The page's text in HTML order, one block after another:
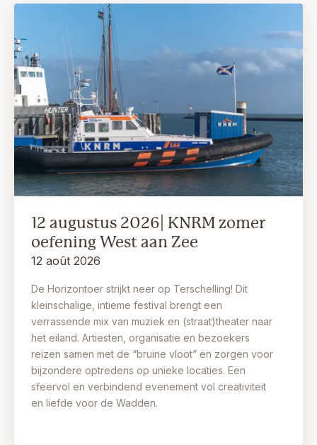
12 augustus 2026| KNRM zomer
oefening West aan Zee
12 août 2026
De Horizontoer strijkt neer op Terschelling! Dit
kleinschalige, intieme festival brengt een
verrassende mix van muziek en (straat)theater naar
het eiland. Artiesten, organisatie en bezoekers
reizen samen met de “bruine vloot” en zorgen voor
bijzondere optredens op unieke locaties. Een
sfeervol en verbindend evenement vol creativiteit
en liefde voor de Wadden.